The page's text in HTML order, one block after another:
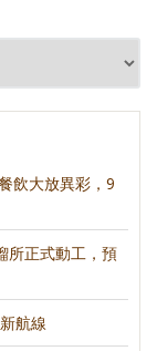
飲大放異彩，9
所正式動工，預
航線